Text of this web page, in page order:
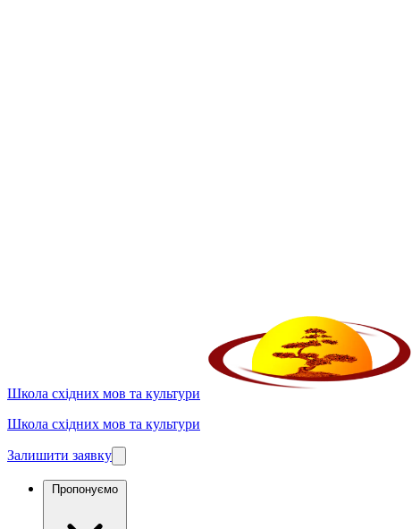
Школа східних мов та культури
Школа східних мов та культури
Залишити заявку